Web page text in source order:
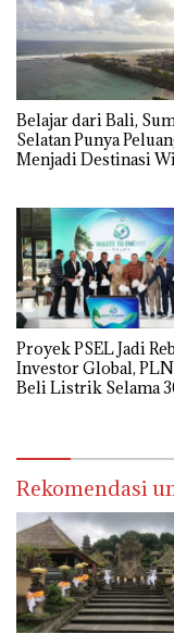
Belajar dari Bali,
Selatan Punya
Menjadi Destinasi
Proyek PSEL Jadi
Investor Global,
Beli Listrik Selama
Rekomendasi